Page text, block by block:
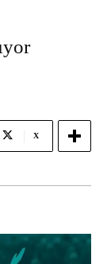
X